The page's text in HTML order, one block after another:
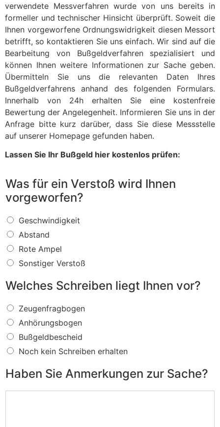
verwendete Messverfahren wurde von uns bereits in
formeller und technischer Hinsicht überprüft. Soweit die
Ihnen vorgeworfene Ordnungswidrigkeit diesen Messort
betrifft, so kontaktieren Sie uns einfach. Wir sind auf die
Bearbeitung von Bußgeldverfahren spezialisiert und
können Ihnen weitere Informationen zur Sache geben.
Übermitteln Sie uns die relevanten Daten Ihres
Bußgeldverfahrens anhand des folgenden Formulars.
Innerhalb von 24h erhalten Sie eine kostenfreie
Bewertung der Angelegenheit. Informieren Sie uns in der
Anfrage bitte kurz darüber, dass Sie diese Messstelle
auf unserer Homepage gefunden haben.
Lassen Sie Ihr Bußgeld hier kostenlos prüfen:
Was für ein Verstoß wird Ihnen
vorgeworfen?
W
a
s
f
ü
r
i
V
e
r
s
t
o
ß
w
Geschwindigkeit
Abstand
Rote Ampel
Sonstiger Verstoß
Welches Schreiben liegt Ihnen vor?
W
e
c
h
e
S
Zeugenfragbogen
Anhörungsbogen
Bußgeldbescheid
Noch kein Schreiben erhalten
Haben Sie Anmerkungen zur Sache?